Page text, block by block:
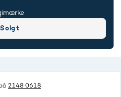
Solgt
2148 0618